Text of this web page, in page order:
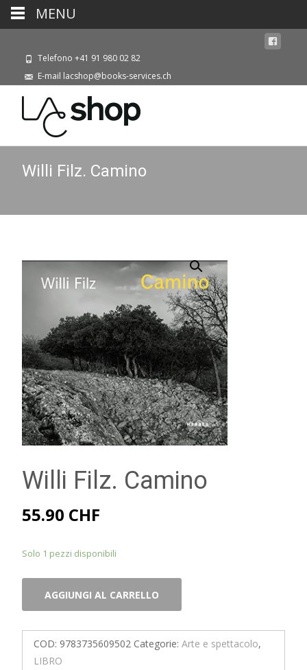
Telefono +41 91 980 02 82
E-mail lacshop@books-services.ch
Willi Filz. Camino
Willi Filz. Camino
55.90 CHF
Solo 1 pezzi disponibili
quantità
AGGIUNGI AL CARRELLO
COD: 9783735609502 Categorie: Arte e spettacolo,
LIBRO
MENU